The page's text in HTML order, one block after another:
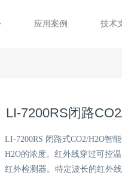
应用案例 技术
LI-7200RS闭路
LI-7200RS 闭路式CO2/H2O智
H2O的浓度。红外线穿过可控
红外检测器。特定波长的红外